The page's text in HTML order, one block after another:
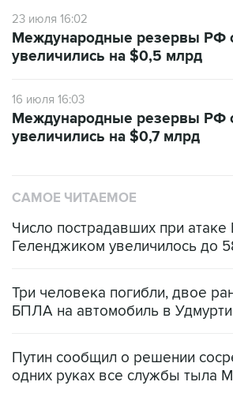
23 июля 16:02
Международные резервы РФ
увеличились на $0,5 млрд
16 июля 16:03
Международные резервы РФ
увеличились на $0,7 млрд
САМОЕ ЧИТАЕМОЕ
Число пострадавших при
Геленджиком увеличилось до
Три человека погибли, двое
БПЛА на автомобиль в
Путин сообщил о решении
одних руках все службы тыла